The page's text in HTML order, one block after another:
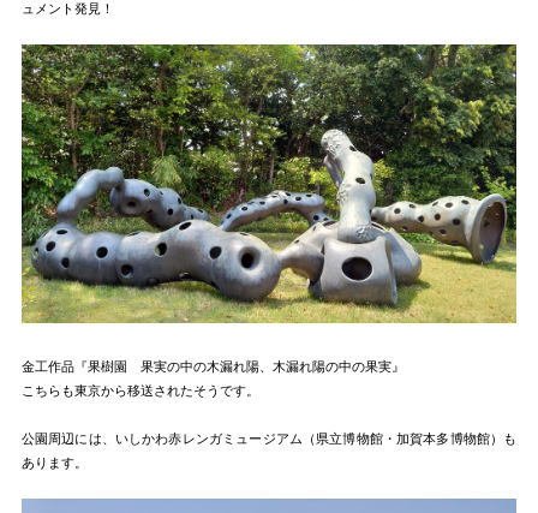
ュメント発見！
金工作品『果樹園 果実の中の木漏れ陽、木漏れ陽の中の果実』
こちらも東京から移送されたそうです。
公園周辺には、いしかわ赤レンガミュージアム（県立博物館・加賀本多博物館）も
あります。